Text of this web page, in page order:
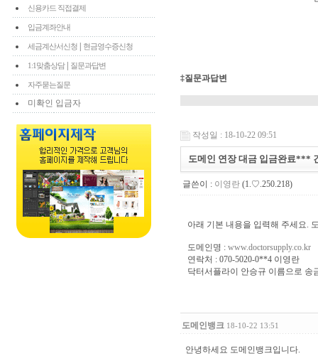
신용카드 직접결제
입금계좌안내
세금계산서신청 현금영수증신청
1:1맞춤상담| 질문과답변
자주묻는질문
미확인 입금자
‡질문과답변
작성일 : 18-10-22 09:51
도메인 연장 대금 입금완료***
글쓴이 : 이영란 (1.♡.250.218)
아래 기본 내용을 입력해 주세요.
도메인명 : www.doctorsupply.co.kr
연락처 : 070-5020-0**4 이영란
닥터서플라이 안승규 이름으로 송
도메인뱅크 18-10-22 13:51
안녕하세요 도메인뱅크입니다.